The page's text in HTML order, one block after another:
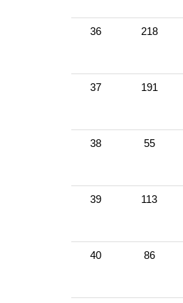
36 218
37 191
38 55
39 113
40 86